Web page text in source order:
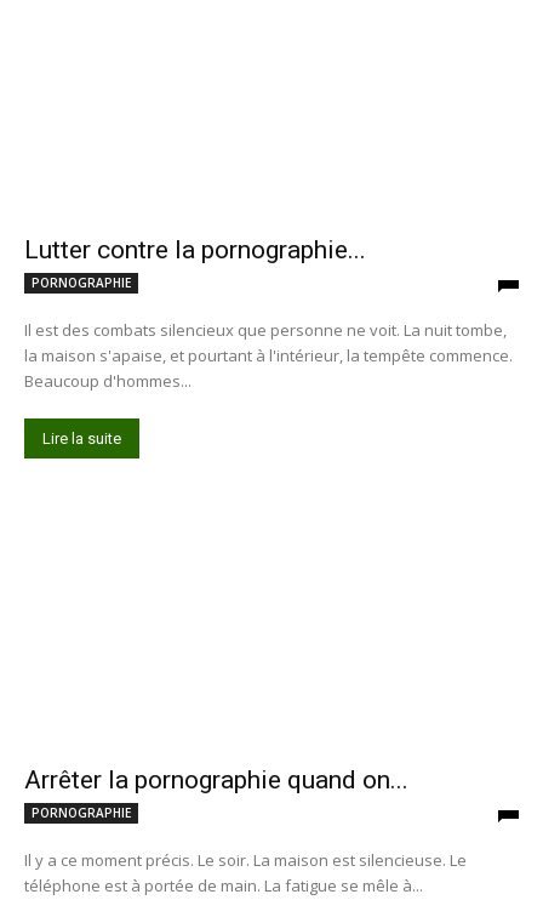
Lutter contre la pornographie...
PORNOGRAPHIE
Il est des combats silencieux que personne ne voit. La nuit tombe,
la maison s'apaise, et pourtant à l'intérieur, la tempête commence.
Beaucoup d'hommes...
Lire la suite
Arrêter la pornographie quand on...
PORNOGRAPHIE
Il y a ce moment précis. Le soir. La maison est silencieuse. Le
téléphone est à portée de main. La fatigue se mêle à...